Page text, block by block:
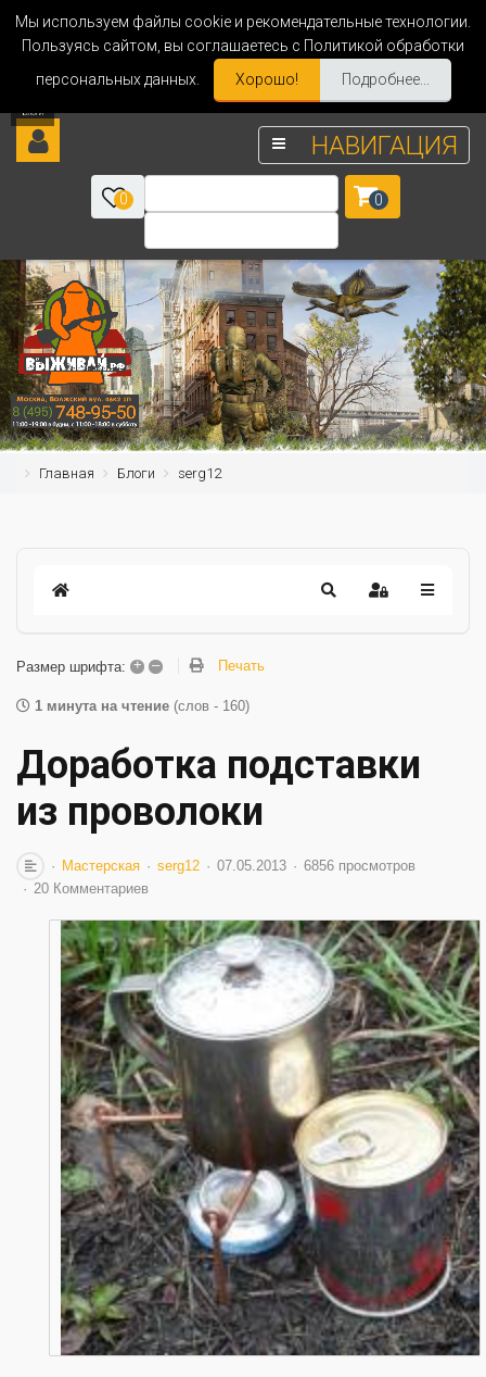
Мы используем файлы cookie и рекомендательные технологии.
Пользуясь сайтом, вы соглашаетесь с Политикой обработки
персональных данных.
Хорошо! Подробнее...
НАВИГАЦИЯ
0 0
Главная Блоги serg12
Размер шрифта: + – Печать
1 минута на чтение (слов - 160)
Доработка подставки
из проволоки
Мастерская serg12 07.05.2013
6856 просмотров
20 Комментариев